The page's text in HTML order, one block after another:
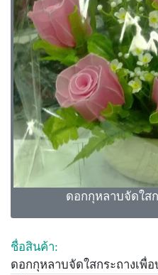
ดอกกุหลาบจัดใส
ชื่อสินค้า:
ดอกกุหลาบจัดใสกระถางเพื่